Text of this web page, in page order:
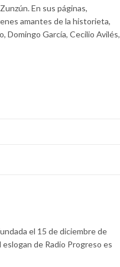
En sus páginas,
amantes de la historieta,
Domingo García, Cecilio Avilés,
el 15 de diciembre de
de Radio Progreso es